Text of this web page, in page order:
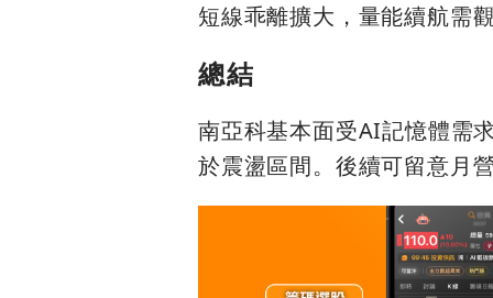
短線乖離擴大，量能續航需
總結
南亞科基本面受AI記憶體需
於震盪區間。後續可留意月